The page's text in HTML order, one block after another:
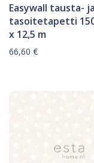
Easywall tausta- ja
tasoitetapetti
x 12,5 m
66,60 €